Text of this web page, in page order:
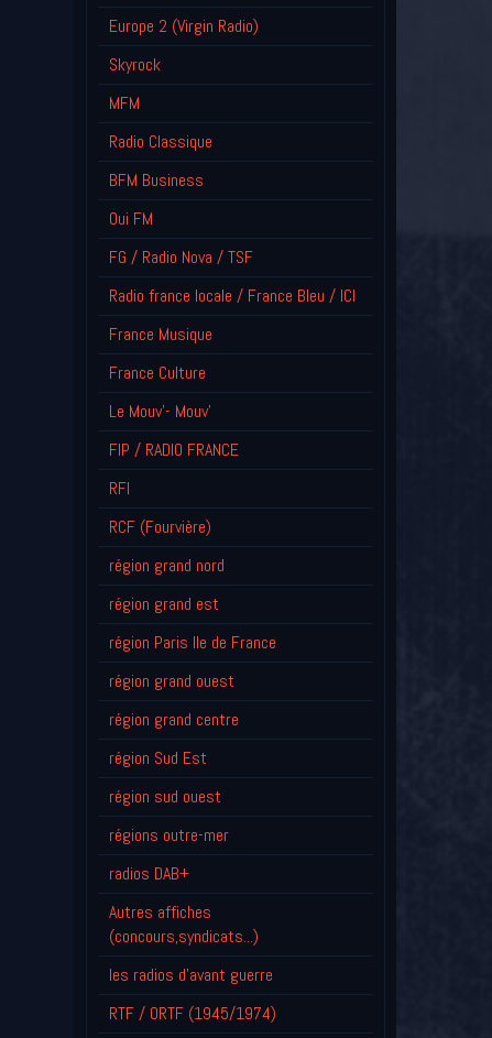
Europe 2 (Virgin Radio)
Skyrock
MFM
Radio Classique
BFM Business
Oui FM
FG / Radio Nova / TSF
Radio france locale / France Bleu / ICI
France Musique
France Culture
Le Mouv'- Mouv'
FIP / RADIO FRANCE
RFI
RCF (Fourvière)
région grand nord
région grand est
région Paris Ile de France
région grand ouest
région grand centre
région Sud Est
région sud ouest
régions outre-mer
radios DAB+
Autres affiches
(concours,syndicats...)
les radios d'avant guerre
RTF / ORTF (1945/1974)